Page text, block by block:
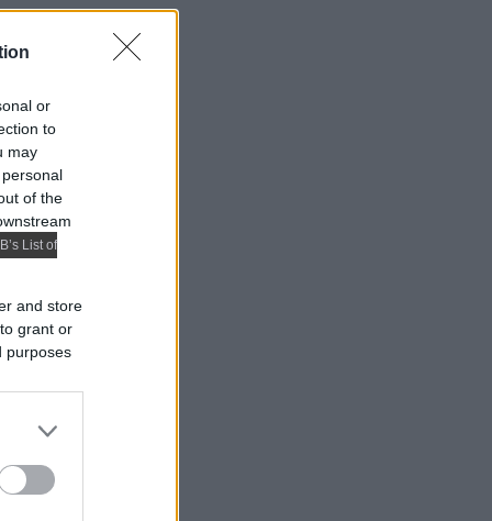
or
to
may
of the
List of
and store
grant or
purposes